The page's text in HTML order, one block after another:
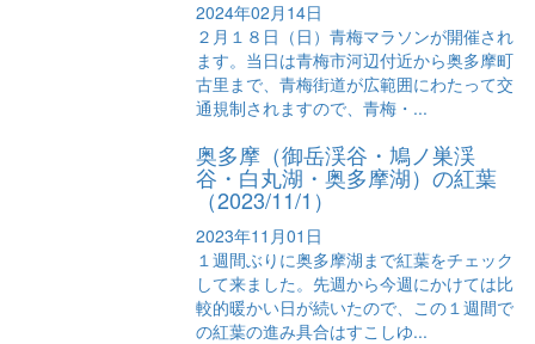
2024年02月14日
２月１８日（日）青梅マラソンが開催され
ます。当日は青梅市河辺付近から奥多摩町
古里まで、青梅街道が広範囲にわたって交
通規制されますので、青梅・...
奥多摩（御岳渓谷・鳩ノ巣渓
谷・白丸湖・奥多摩湖）の紅葉
（2023/11/1）
2023年11月01日
１週間ぶりに奥多摩湖まで紅葉をチェック
して来ました。先週から今週にかけては比
較的暖かい日が続いたので、この１週間で
の紅葉の進み具合はすこしゆ...